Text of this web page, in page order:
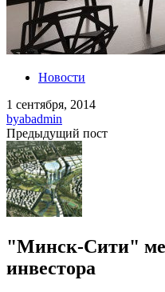
Новости
1 сентября, 2014
byabadmin
Предыдущий пост
"Минск-Сити"
инвестора